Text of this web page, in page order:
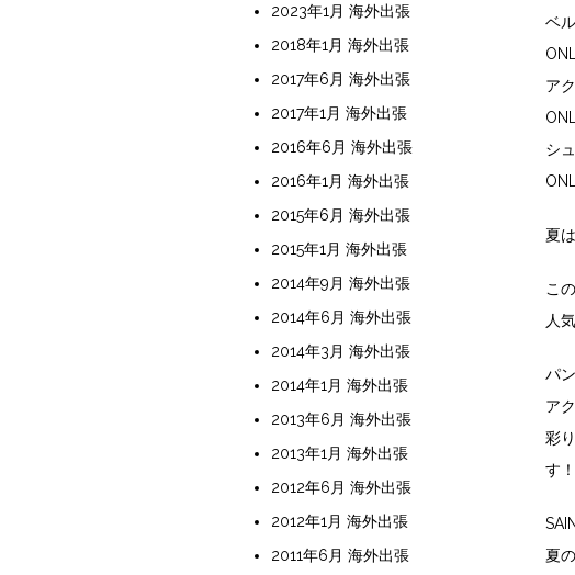
ベ
ア
シ
夏
こ
人
パ
ア
彩
す！
夏
2023年1月 海外出張
2018年1月 海外出張
2017年6月 海外出張
2017年1月 海外出張
2016年6月 海外出張
2016年1月 海外出張
2015年6月 海外出張
2015年1月 海外出張
2014年9月 海外出張
2014年6月 海外出張
2014年3月 海外出張
2014年1月 海外出張
2013年6月 海外出張
2013年1月 海外出張
2012年6月 海外出張
2012年1月 海外出張
2011年6月 海外出張